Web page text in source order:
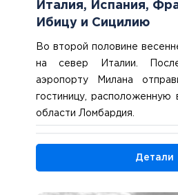
Италия, Испания,
Ибицу и Сицилию
Во второй половине
на север Италии.
аэропорту Милана
гостиницу, расположенную
области Ломбардия.
Детали